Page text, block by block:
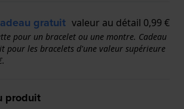
gratuit valeur au détail 0,99 €
pour un bracelet ou une montre. Cadeau
pour les bracelets d'une valeur supérieure
produit